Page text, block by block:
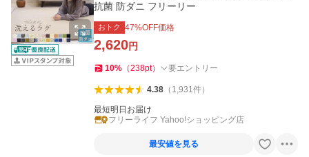
抗菌 防ダニ フリーリー
おトク 47%OFF価格
2,620円
10% （238pt） 要エントリー
4.38（ 1,931件）
最短明日お届け
フリーライフ Yahoo!ショッピング店
最安値を見る